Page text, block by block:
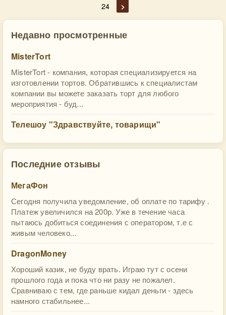
24
>
Недавно просмотренные
MisterTort
MisterTort - компания, которая специализируется на
изготовлении тортов. Обратившись к специалистам
компании вы можете заказать торт для любого
мероприятия - буд...
Телешоу "Здравствуйте, товарищи"
Последние отзывы
МегаФон
Сегодня получила уведомление, об оплате по тарифу .
Платеж увеличился на 200р. Уже в течение часа
пытаюсь добиться соединения с оператором, т.е с
живым человеко...
DragonMoney
Хороший казик, не буду врать. Играю тут с осени
прошлого года и пока что ни разу не пожалел.
Сравниваю с тем, где раньше кидал деньги - здесь
намного стабильнее...